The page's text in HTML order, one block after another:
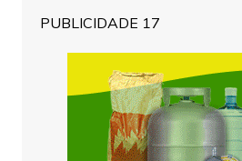
PUBLICIDADE 17